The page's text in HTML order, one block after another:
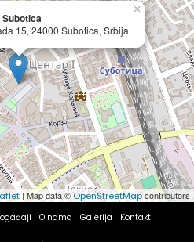
15, 24000 Subotica, Srbija
×
| Map data ©OpenStreetMapcontributors
O nama Galerija Kontakt